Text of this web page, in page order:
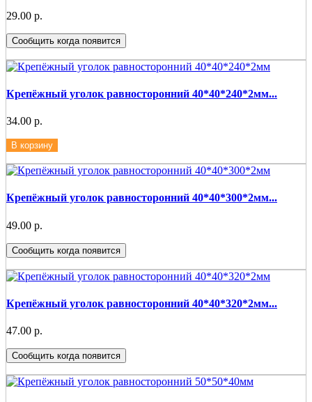
29.00 р.
Сообщить когда появится
Крепёжный уголок равносторонний 40*40*240*2мм...
34.00 р.
В корзину
Крепёжный уголок равносторонний 40*40*300*2мм...
49.00 р.
Сообщить когда появится
Крепёжный уголок равносторонний 40*40*320*2мм...
47.00 р.
Сообщить когда появится